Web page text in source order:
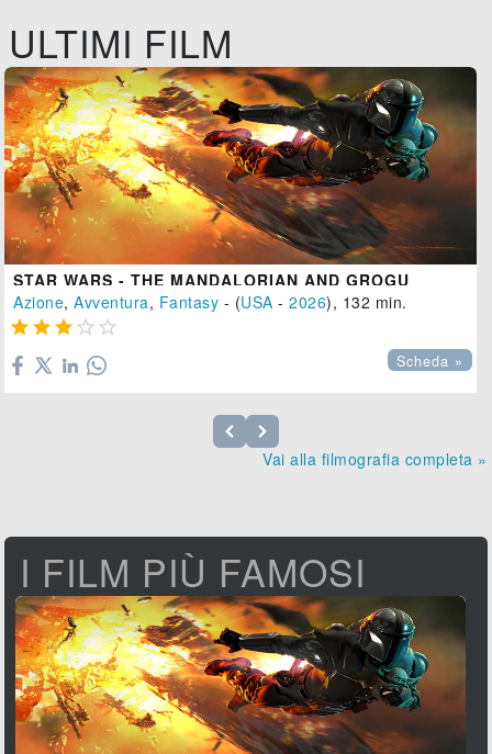
ULTIMI FILM
STAR WARS - THE MANDALORIAN AND GROGU
Azione,Avventura, Fantasy - (USA -2026), 132 min.
    
Scheda »
Vai alla filmografia completa »
I FILM PIÙ FAMOSI